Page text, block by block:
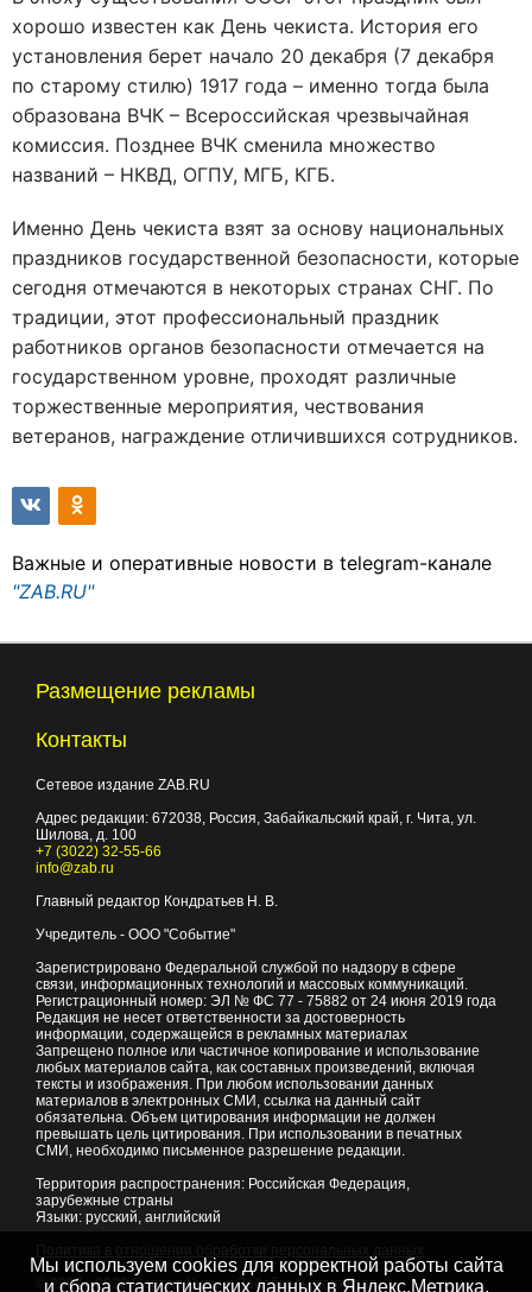
хорошо известен как День чекиста. История его
установления берет начало 20 декабря (7 декабря
по старому стилю) 1917 года – именно тогда была
образована ВЧК – Всероссийская чрезвычайная
комиссия. Позднее ВЧК сменила множество
названий – НКВД, ОГПУ, МГБ, КГБ.
Именно День чекиста взят за основу национальных
праздников государственной безопасности, которые
сегодня отмечаются в некоторых странах СНГ. По
традиции, этот профессиональный праздник
работников органов безопасности отмечается на
государственном уровне, проходят различные
торжественные мероприятия, чествования
ветеранов, награждение отличившихся сотрудников.
Важные и оперативные новости в telegram-канале
"ZAB.RU"
Размещение рекламы
Контакты
Сетевое издание ZAB.RU
Адрес редакции: 672038, Россия, Забайкальский край, г. Чита, ул.
Шилова, д. 100
+7 (3022) 32-55-66
info@zab.ru
Главный редактор Кондратьев Н. В.
Учредитель - ООО "Событие"
Зарегистрировано Федеральной службой по надзору в сфере
связи, информационных технологий и массовых коммуникаций.
Регистрационный номер: ЭЛ № ФС 77 - 75882 от 24 июня 2019 года
Редакция не несет ответственности за достоверность
информации, содержащейся в рекламных материалах
Запрещено полное или частичное копирование и использование
любых материалов сайта, как составных произведений, включая
тексты и изображения. При любом использовании данных
материалов в электронных СМИ, ссылка на данный сайт
обязательна. Объем цитирования информации не должен
превышать цель цитирования. При использовании в печатных
СМИ, необходимо письменное разрешение редакции.
Территория распространения: Российская Федерация,
зарубежные страны
Языки: русский, английский
© 2007 - 2026Портал Читы и Забайкальского края
Мы используем cookies для корректной работы сайта
и сбора статистических данных в Яндекс.Метрика,